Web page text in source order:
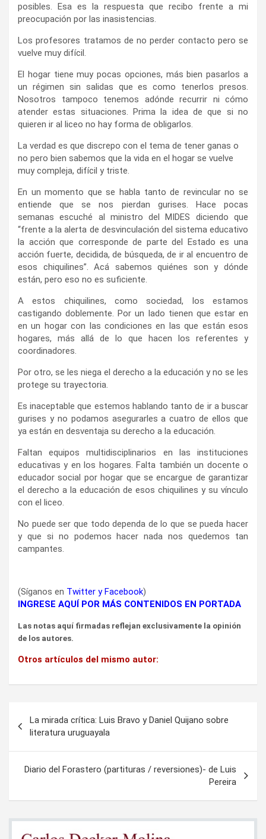
posibles. Esa es la respuesta que recibo frente a mi
preocupación por las inasistencias.
Los profesores tratamos de no perder contacto pero se
vuelve muy difícil.
El hogar tiene muy pocas opciones, más bien pasarlos a
un régimen sin salidas que es como tenerlos presos.
Nosotros tampoco tenemos adónde recurrir ni cómo
atender estas situaciones. Prima la idea de que si no
quieren ir al liceo no hay forma de obligarlos.
La verdad es que discrepo con el tema de tener ganas o
no pero bien sabemos que la vida en el hogar se vuelve
muy compleja, difícil y triste.
En un momento que se habla tanto de revincular no se
entiende que se nos pierdan gurises. Hace pocas
semanas escuché al ministro del MIDES diciendo que
“frente a la alerta de desvinculación del sistema educativo
la acción que corresponde de parte del Estado es una
acción fuerte, decidida, de búsqueda, de ir al encuentro de
esos chiquilines”. Acá sabemos quiénes son y dónde
están, pero eso no es suficiente.
A estos chiquilines, como sociedad, los estamos
castigando doblemente. Por un lado tienen que estar en
en un hogar con las condiciones en las que están esos
hogares, más allá de lo que hacen los referentes y
coordinadores.
Por otro, se les niega el derecho a la educación y no se les
protege su trayectoria.
Es inaceptable que estemos hablando tanto de ir a buscar
gurises y no podamos asegurarles a cuatro de ellos que
ya están en desventaja su derecho a la educación.
Faltan equipos multidisciplinarios en las instituciones
educativas y en los hogares. Falta también un docente o
educador social por hogar que se encargue de garantizar
el derecho a la educación de esos chiquilines y su vínculo
con el liceo.
No puede ser que todo dependa de lo que se pueda hacer
y que si no podemos hacer nada nos quedemos tan
campantes.
(Síganos en Twitter yFacebook)
INGRESE AQUÍ POR MÁS CONTENIDOS EN PORTADA
Las notas aquí firmadas reflejan exclusivamente la opinión
de los autores.
Otros artículos del mismo autor:
de
entradas
La mirada crítica: Luis Bravo y Daniel Quijano sobre
literatura uruguayala
Diario del Forastero (partituras / reversiones)- de Luis
Pereira